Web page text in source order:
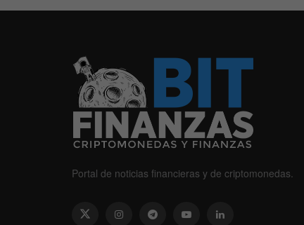
Portal de noticias financieras y de criptomonedas.